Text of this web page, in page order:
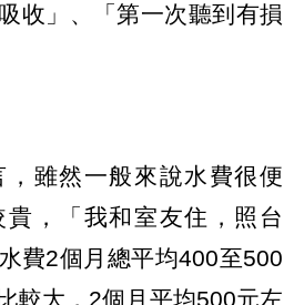
收」、「第一次聽到有損
雖然一般來說水費很便
，「我和室友住，照台
費2個月總平均400至500
較大，2個月平均500元左